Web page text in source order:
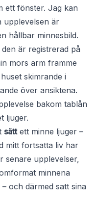
ett fönster. Jag kan
upplevelsen är
hållbar minnesbild.
är registrerad på
mors arm framme
skimrande i
över ansiktena.
bakom tablån
ljuger.
sättett minne ljuger –
mitt fortsatta liv har
senare upplevelser,
minnena
och därmed satt sina